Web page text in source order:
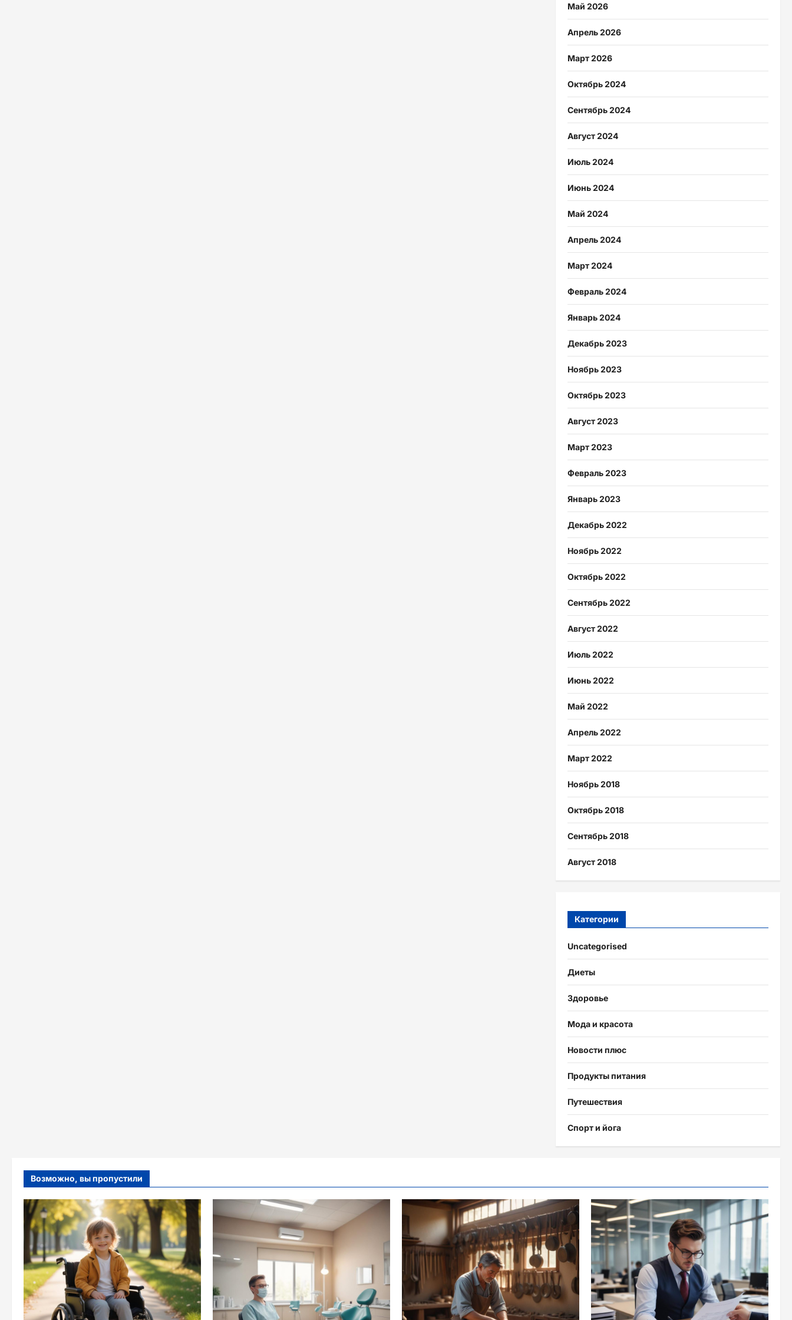
Май 2026
Апрель 2026
Март 2026
Октябрь 2024
Сентябрь 2024
Август 2024
Июль 2024
Июнь 2024
Май 2024
Апрель 2024
Март 2024
Февраль 2024
Январь 2024
Декабрь 2023
Ноябрь 2023
Октябрь 2023
Август 2023
Март 2023
Февраль 2023
Январь 2023
Декабрь 2022
Ноябрь 2022
Октябрь 2022
Сентябрь 2022
Август 2022
Июль 2022
Июнь 2022
Май 2022
Апрель 2022
Март 2022
Ноябрь 2018
Октябрь 2018
Сентябрь 2018
Август 2018
Категории
Uncategorised
Диеты
Здоровье
Мода и красота
Новости плюс
Продукты питания
Путешествия
Спорт и йога
Возможно, вы пропустили